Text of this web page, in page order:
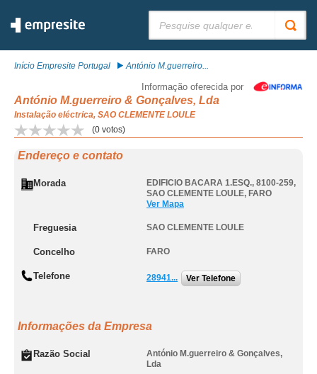
Início Empresite Portugal António M.guerreiro...
Informação oferecida por
António M.guerreiro & Gonçalves, Lda
Instalação eléctrica, SAO CLEMENTE LOULE
(0 votos)
Endereço e contato
Morada EDIFICIO BACARA 1.ESQ., 8100-259,
SAO CLEMENTE LOULE, FARO
Ver Mapa
Freguesia SAO CLEMENTE LOULE
Concelho FARO
Telefone 28941... Ver Telefone
Informações da Empresa
Razão Social
António M.guerreiro & Gonçalves,
Lda